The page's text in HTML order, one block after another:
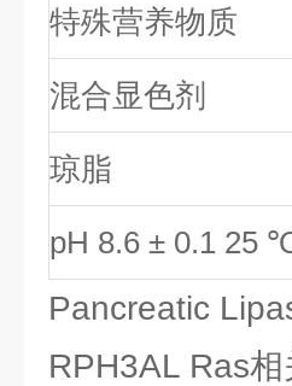
特殊营养物质
混合显色剂
琼脂
pH 8.6 ± 0.1 25
Pancreatic
RPH3AL Ras